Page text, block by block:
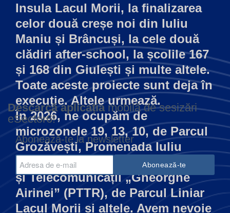
Insula Lacul Morii, la finalizarea
celor două creșe noi din Iuliu
Maniu și Brâncuși, la cele două
clădiri after-school, la școlile 167
și 168 din Giulești și multe altele.
Toate aceste proiecte sunt deja în
execuție. Altele urmează.
În 2026, ne ocupăm de
microzonele 19, 13, 10, de Parcul
Grozăvești, Promenada Iuliu
Maniu, Colegiul Tehnic de Poștă
și Telecomunicații „Gheorghe
Airinei” (PTTR), de Parcul Liniar
Lacul Morii și altele. Avem nevoie
Descarcă aplicațiamobilă de sesizări
eSector6!
Abonează-te la newsletter